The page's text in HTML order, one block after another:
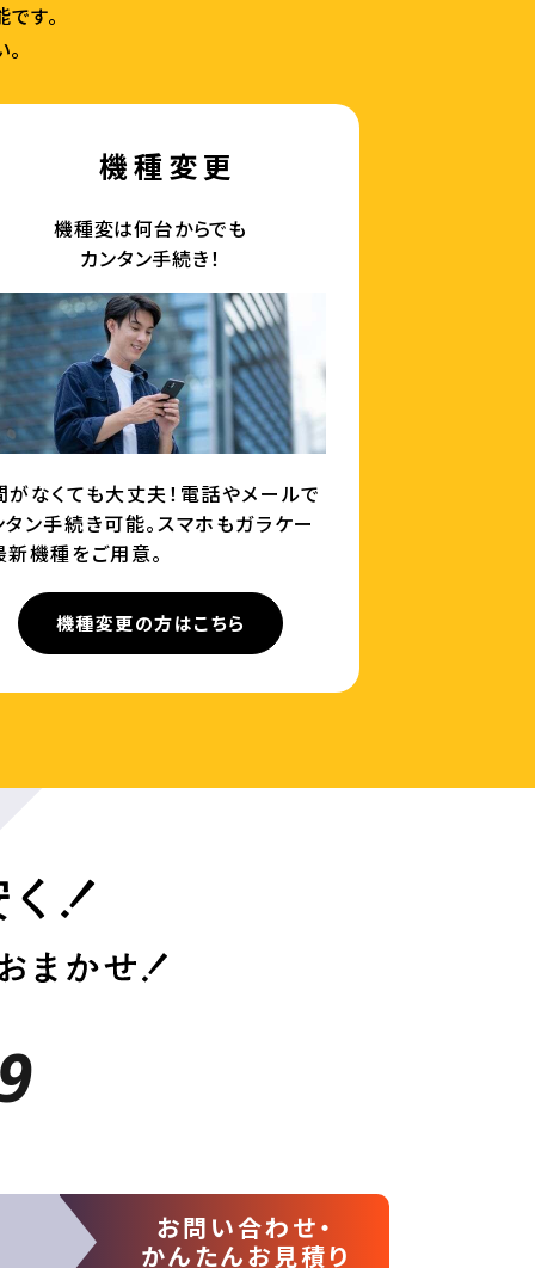
す。
機種変更
機種変は何台からでも
カンタン手続き！
がなくても大丈夫！電話やメールで
タン手続き可能。スマホもガラケー
新機種をご用意。
機種変更の方はこちら
お問い合わせ・
かんたんお見積り